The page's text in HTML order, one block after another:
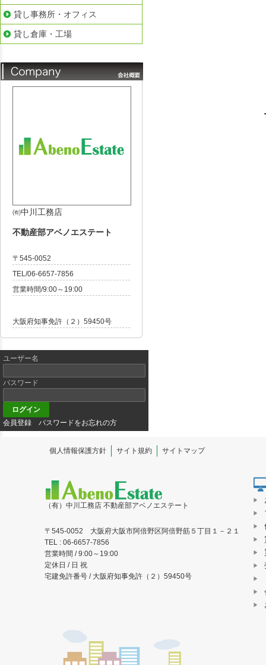
貸し事務所・オフィス
貸し倉庫・工場
㈲中川工務店
不動産部アベノエステート
〒545-0052
TEL/06-6657-7856
営業時間/9:00～19:00
大阪府知事免許（２）59450号
ユーザー名
パスワード
会員登録 パスワードをお忘れの方
個人情報保護方針 サイト規約 サイトマップ
（有）中川工務店 不動産部アベノエステート
〒545-0052 大阪府大阪市阿倍野区阿倍野筋５丁目１－２１
TEL : 06-6657-7856
営業時間 / 9:00～19:00
定休日 / 日 祝
宅建免許番号 / 大阪府知事免許（２）59450号